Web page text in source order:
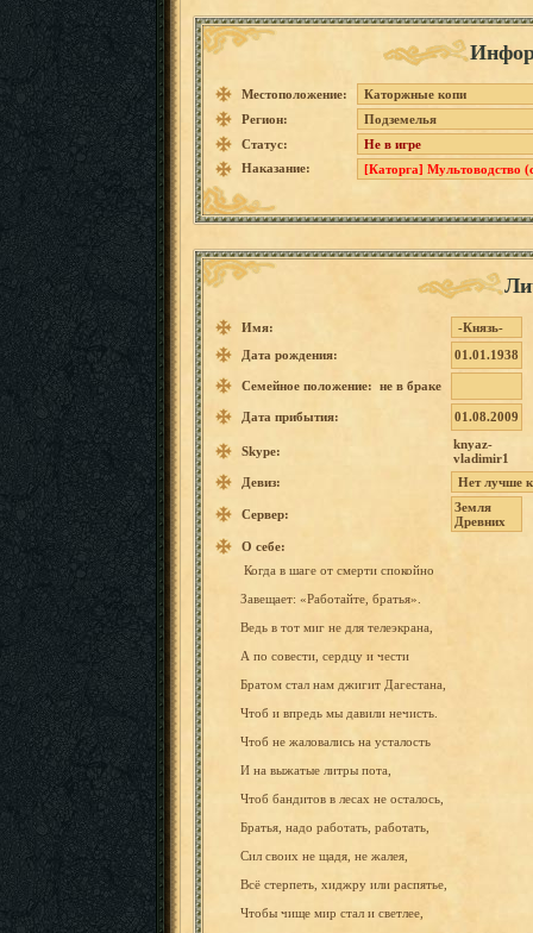
Местоположение:
Каторжные копи
Регион:
Подземелья
Статус:
Не в игре
Наказание:
[Каторга] Мультоводство
Имя:
-Князь-
Дата рождения:
01.01.1938
Семейное положение: не в браке
Дата прибытия: 01.08.2009
Skype:
knyaz-
vladimir1
Девиз:
Нет лучше
Сервер:
Земля
Древних
О себе:
Когда в шаге от смерти спокойно
Завещает: «Работайте, братья».
Ведь в тот миг не для телеэкрана,
А по совести, сердцу и чести
Братом стал нам джигит Дагестана,
Чтоб и впредь мы давили нечисть.
Чтоб не жаловались на усталость
И на выжатые литры пота,
Чтоб бандитов в лесах не осталось
Братья, надо работать , работать
Сил своих не щадя, не жалея,
Всё стерпеть хиджру или распятье
Чтобы чище мир стал и светлее,